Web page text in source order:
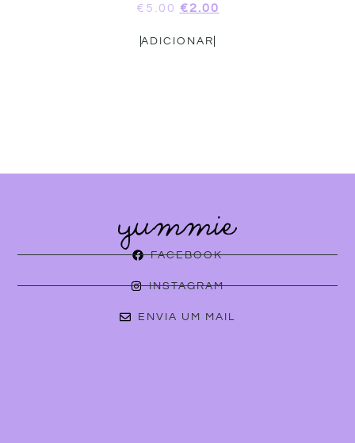
€ 5.00 €2.00
ADICIONAR
FACEBOOK
INSTAGRAM
ENVIA UM MAIL